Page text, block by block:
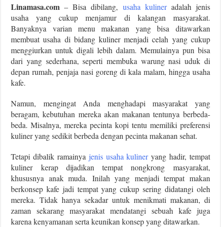
Linamasa.com – Bisa dibilang, usaha kulineradalah jenis
usaha yang cukup menjamur di kalangan masyarakat.
Banyaknya varian menu makanan yang bisa ditawarkan
membuat usaha di bidang kuliner menjadi celah yang cukup
menggiurkan untuk digali lebih dalam. Memulainya pun bisa
dari yang sederhana, seperti membuka warung nasi uduk di
depan rumah, penjaja nasi goreng di kala malam, hingga usaha
kafe.
Namun, mengingat Anda menghadapi masyarakat yang
beragam, kebutuhan mereka akan makanan tentunya berbeda-
beda. Misalnya, mereka pecinta kopi tentu memiliki preferensi
kuliner yang sedikit berbeda dengan pecinta makanan sehat.
Tetapi dibalik ramainya jenis usaha kulineryang hadir, tempat
kuliner kerap dijadikan tempat nongkrong masyarakat,
khususnya anak muda. Inilah yang menjadi tempat makan
berkonsep kafe jadi tempat yang cukup sering didatangi oleh
mereka. Tidak hanya sekadar untuk menikmati makanan, di
zaman sekarang masyarakat mendatangi sebuah kafe juga
karena kenyamanan serta keunikan konsep yang ditawarkan.